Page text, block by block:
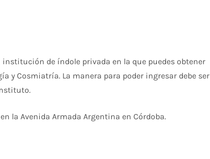
de índole privada en la que puedes obtener
y Cosmiatría. La manera para poder ingresar debe ser
la Avenida Armada Argentina en Córdoba.